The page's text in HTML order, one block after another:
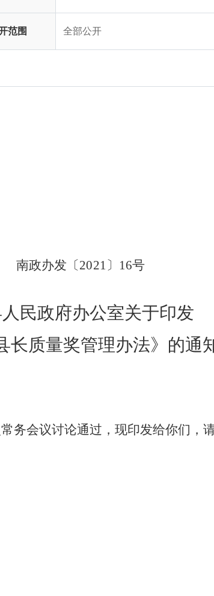
范围 全部公开
南政办发〔2021〕 16号
民政府办公室关于印发
长质量奖管理办法》的通
务会议讨论通过，现印发给你们，